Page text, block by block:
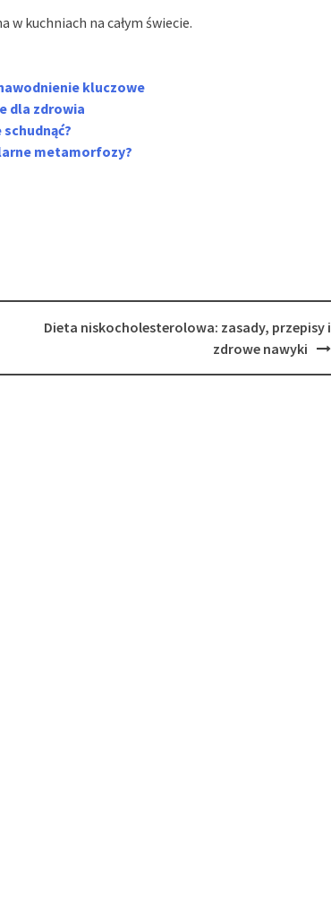
w kuchniach na całym świecie.
kluczowe
dla zdrowia
metamorfozy?
Dieta niskocholesterolowa: zasady, przepisy i
zdrowe nawyki